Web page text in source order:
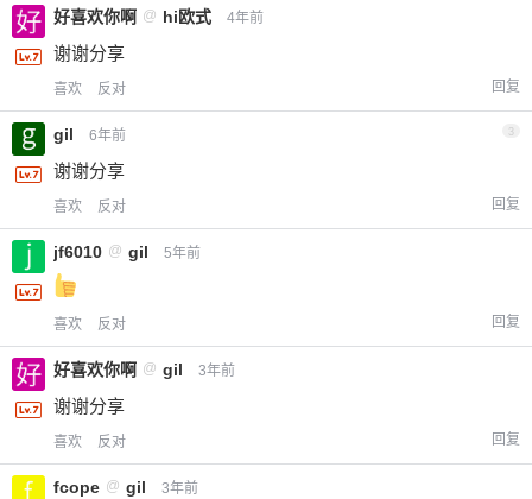
好喜欢你啊 @ hi欧式 4年前
谢谢分享
喜欢 反对 回复
gil 6年前 3
谢谢分享
喜欢 反对 回复
jf6010 @ gil 5年前
喜欢 反对 回复
好喜欢你啊 @ gil 3年前
谢谢分享
喜欢 反对 回复
fcope @ gil 3年前